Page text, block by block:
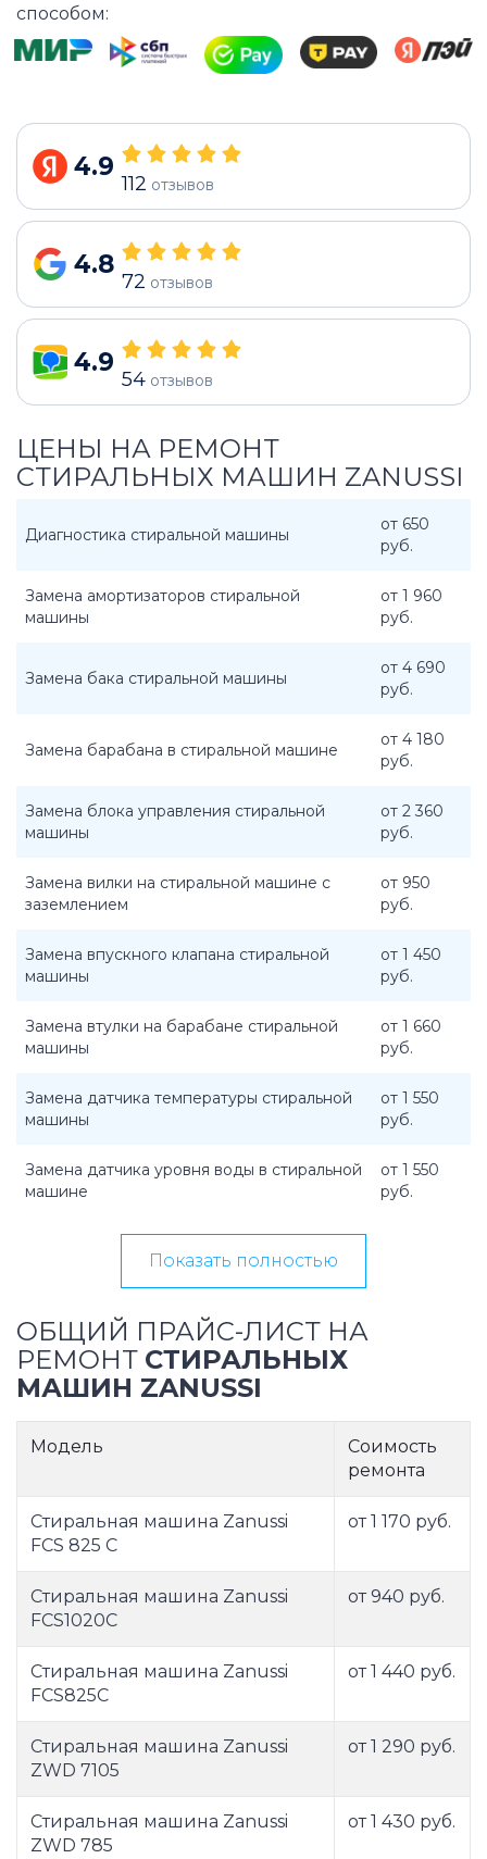
способом:
4.9
112 отзывов
4.8
72 отзывов
4.9
54 отзывов
ЦЕНЫ НА РЕМОНТ
СТИРАЛЬНЫХ МАШИН ZANUSSI
Диагностика стиральной машины
от 650
руб.
Замена амортизаторов стиральной
машины
от 1 960
руб.
Замена бака стиральной машины
от 4 690
руб.
Замена барабана в стиральной машине
от 4 180
руб.
Замена блока управления стиральной
машины
от 2 360
руб.
Замена вилки на стиральной машине с
заземлением
от 950
руб.
Замена впускного клапана стиральной
машины
от 1 450
руб.
Замена втулки на барабане стиральной
машины
от 1 660
руб.
Замена датчика температуры стиральной
машины
от 1 550
руб.
Замена датчика уровня воды в стиральной
машине
от 1 550
руб.
Показать полностью
ОБЩИЙ ПРАЙС-ЛИСТ НА
РЕМОНТ СТИРАЛЬНЫХ
МАШИН ZANUSSI
Модель
Соимость
ремонта
Стиральная машина Zanussi
FCS 825 C
от 1 170 руб.
Стиральная машина Zanussi
FCS1020C
от 940 руб.
Стиральная машина Zanussi
FCS825C
от 1 440 руб.
Стиральная машина Zanussi
ZWD 7105
от 1 290 руб.
Стиральная машина Zanussi
ZWD 785
от 1 430 руб.